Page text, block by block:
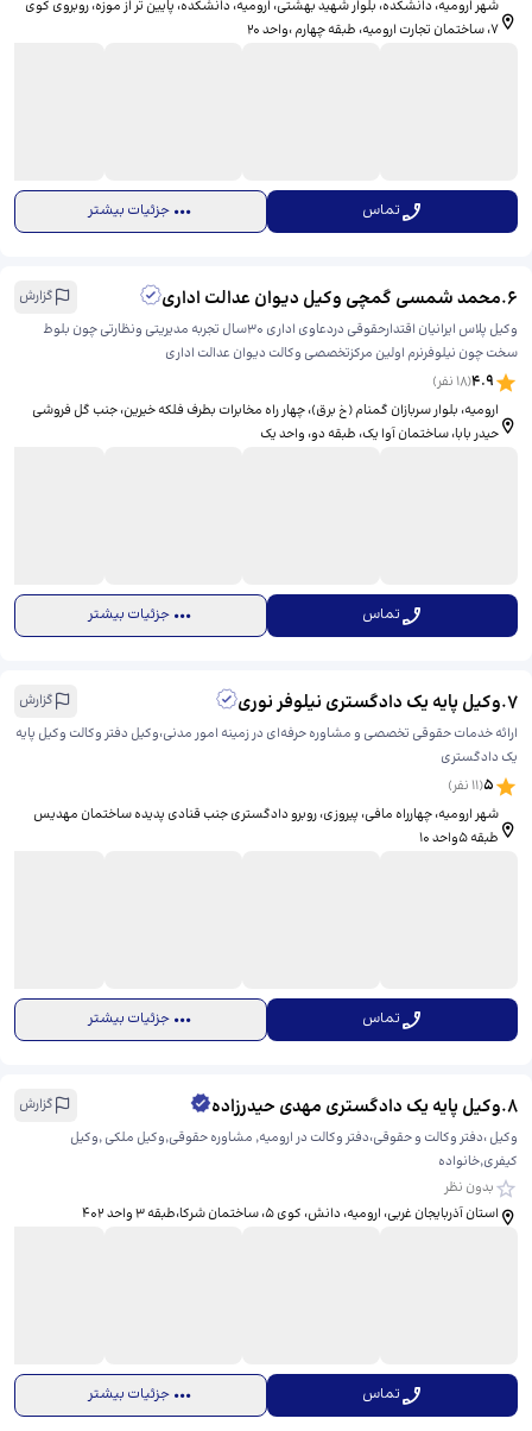
شهر ارومیه، دانشکده، بلوار شهید بهشتی، ​ارومیه، دانشکده، پایین تر از موزه، روبروی کوی
7، ساختمان تجارت ارومیه، طبقه چهارم ،واحد 20
تماس جزئیات بیشتر
6
.محمد شمسی گمچی وکیل دیوان عدالت اداری
گزارش
وکیل پلاس ایرانیان اقتدارحقوقی دردعاوی اداری ۳۰سال تجربه مدیریتی ونظارتی چون بلوط
سخت چون نیلوفرنرم اولین مرکزتخصصی وکالت دیوان عدالت اداری
4.9
(
18 نفر)
ارومیه، بلوار سربازان گمنام (خ برق)، چهار راه مخابرات بطرف فلکه خیرین، جنب گل فروشی
حیدر بابا، ساختمان آوا یک، طبقه دو، واحد یک
تماس جزئیات بیشتر
7
.وکیل پایه یک دادگستری نیلوفر نوری
گزارش
ارائه خدمات حقوقی تخصصی و مشاوره حرفه‌ای در زمینه‌ امور مدنی،وکیل دفتر وکالت وکیل پایه
یک دادگستری
5
(
11 نفر)
شهر ارومیه، چهارراه مافی، پیروزی، ​روبرو دادگستری جنب قنادی پدیده ساختمان مهدیس
طبقه ۵واحد ۱۰
تماس جزئیات بیشتر
8
.وکیل پایه یک دادگستری مهدی حیدرزاده
گزارش
وکیل ،دفتر وکالت و حقوقی،دفتر وکالت در ارومیه٬ مشاوره حقوقی٬وکیل ملکی ٬وکیل
کیفری٬خانواده
بدون نظر
استان آذربایجان غربی، ارومیه، دانش، کوی ۵، ​ساختمان شرکا،طبقه 3 واحد 402
تماس جزئیات بیشتر